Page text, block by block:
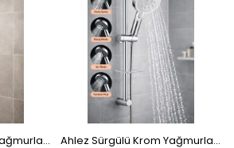
Ahlez Sürgülü Krom Yağmurlama Tuşlu 3 Fonksiyonlu Neva Model Duş Seti Ahlez Sürgülü Krom Yağmurlama 5 Fonksiyonlu Maxima Krom Model Duş Seti